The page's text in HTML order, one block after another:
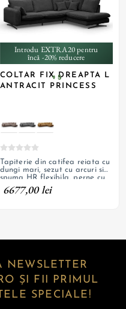
Introdu EXTRA20 pentru
încă -20% reducere
COLTAR FIX DREAPTA L
ANTRACIT PRINCESS
+ 5
Tapiterie din catifea reiata cu
dungi mari, sezut cu arcuri si
spuma HR flexibila, perne cu
fermoar, picioare metalice
decorative
6677,00 lei
ȘI FII PRIMUL
SPECIALE!